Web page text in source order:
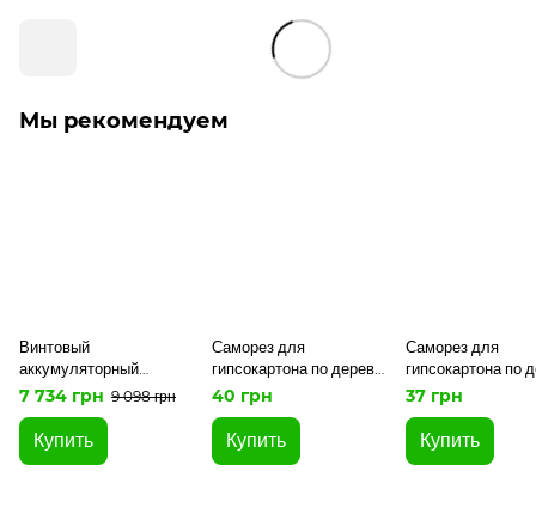
Мы рекомендуем
Винтовый
аккумуляторный
безщеточный ударный,
SKIL 3225 CA Compact
+ энергокомплект 3110
АА 11072000202
7 734 грн 9 098 грн
Купить
Саморез для
гипсокартона по дереву
4,8x127 уп 10 шт snapt
40 грн
Купить
Саморез для
гипсокартона по
3,5x16 уп 100 шт
37 грн
Купить